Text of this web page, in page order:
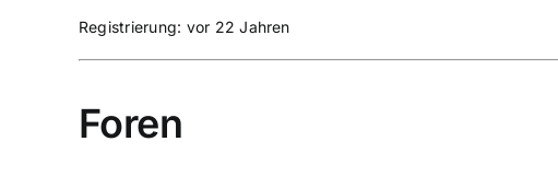
Registrierung: vor 22 Jahren
Foren